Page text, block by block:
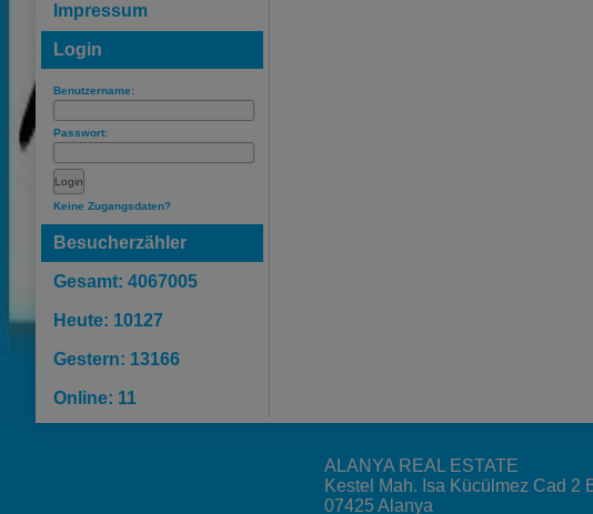
Impressum
Login
Benutzername:
Passwort:
Keine Zugangsdaten?
Besucherzähler
Gesamt: 4067005
Heute: 10127
Gestern: 13166
Online: 11
ALANYA REAL ESTATE
Kestel Mah. Isa Kücülmez Cad 2
07425 Alanya